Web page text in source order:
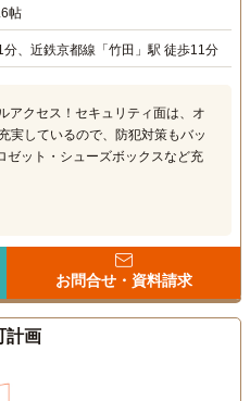
帖
、近鉄京都線「竹田」駅 徒歩11分
アクセス！セキュリティ面は、オ
実しているので、防犯対策もバッ
ゼット・シューズボックスなど充
お問合せ・資料請求
計画